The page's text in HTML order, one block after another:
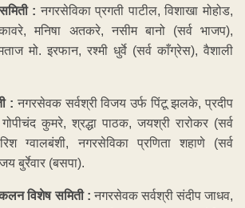
: नगरसेविका प्रगती पाटील, विशाखा मोहोड,
मनिषा अतकरे, नसीम बानो (सर्व भाजप),
मो. इरफान, रश्मी धुर्वे (सर्व काँग्रेस), वैशाली
: नगरसेवक सर्वश्री विजय उर्फ पिंटू झलके, प्रदीप
कुमरे, श्रद्धा पाठक, जयश्री रारोकर (सर्व
ग्वालबंशी, नगरसेविका प्रणिता शहाणे (सर्व
बुर्रेवार (बसपा).
विशेष समिती : नगरसेवक सर्वश्री संदीप जाधव,